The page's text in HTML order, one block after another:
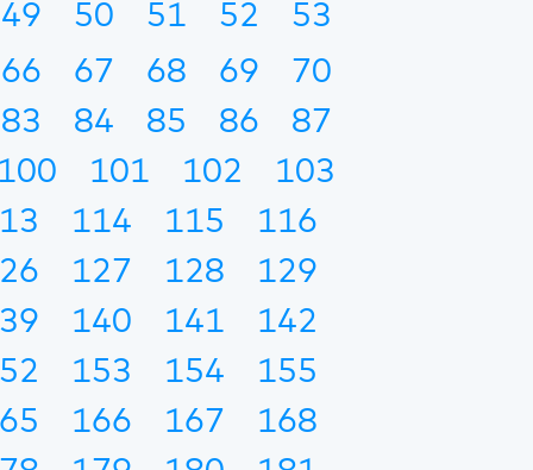
49 50 51 52
53
66 67 68 69
70
83 84 85 86
87
100 101 102
103
114 115
116
127 128
129
140 141
142
153 154
155
166 167
168